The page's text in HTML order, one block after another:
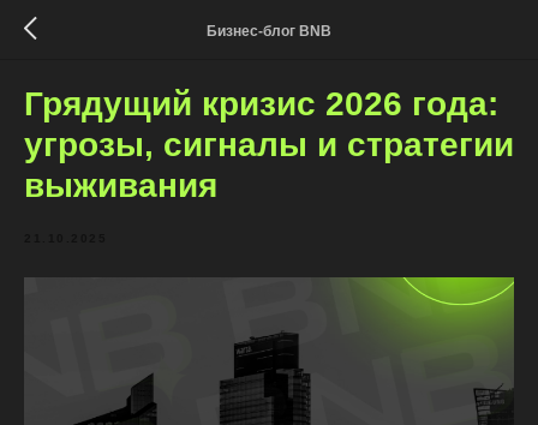
Бизнес-блог BNB
Грядущий кризис 2026 года:
угрозы, сигналы и стратегии
выживания